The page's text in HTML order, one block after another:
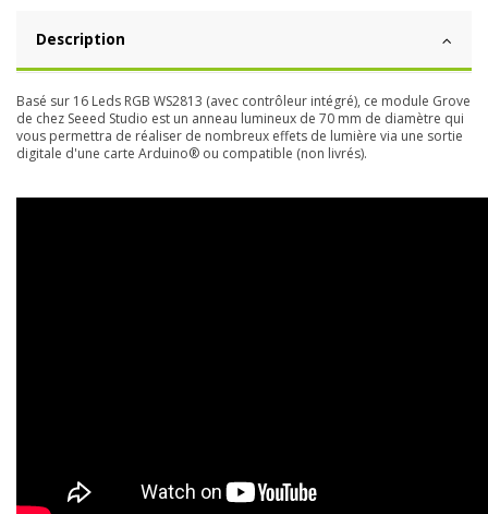
Description
Basé sur 16 Leds RGB WS2813 (avec contrôleur intégré), ce module Grove
de chez Seeed Studio est un anneau lumineux de 70 mm de diamètre qui
vous permettra de réaliser de nombreux effets de lumière via une sortie
digitale d'une carte Arduino® ou compatible (non livrés).